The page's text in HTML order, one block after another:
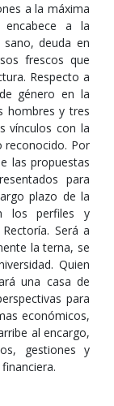
a la máxima
a la
deuda en
frescos que
Respecto a
género en la
hombres y tres
vínculos con la
reconocido. Por
las propuestas
para
plazo de la
los perfiles y
Será a
la terna, se
Quien
una casa de
para
económicos,
al encargo,
gestiones y